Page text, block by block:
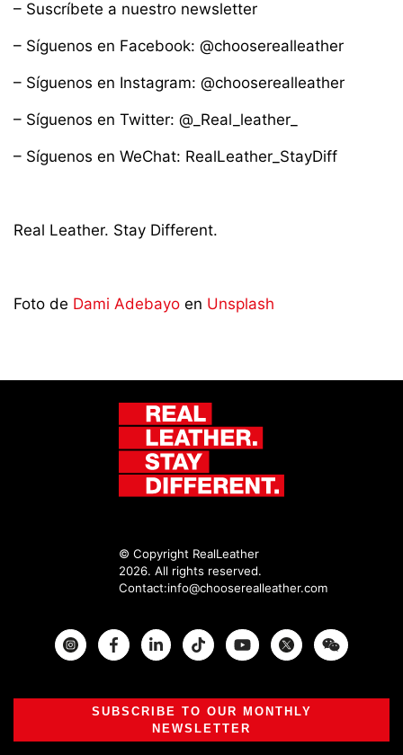
– Suscríbete a nuestro newsletter
– Síguenos en Facebook: @chooserealleather
– Síguenos en Instagram: @chooserealleather
– Síguenos en Twitter: @_Real_leather_
– Síguenos en WeChat: RealLeather_StayDiff
Real Leather. Stay Different.
Foto de Dami Adebayo en Unsplash
© Copyright RealLeather
2026. All rights reserved.
Contact:info@chooserealleather.com
InstagramFacebook Twitter
SUBSCRIBE TO OUR MONTHLY
NEWSLETTER